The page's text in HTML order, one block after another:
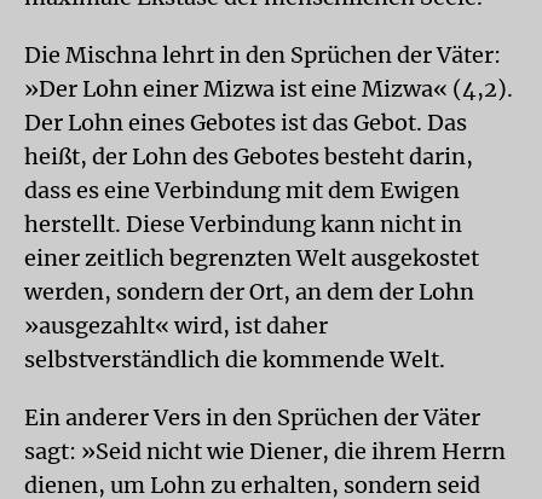
Die Mischna lehrt in den Sprüchen der Väter:
»Der Lohn einer Mizwa ist eine Mizwa« (4,2).
Der Lohn eines Gebotes ist das Gebot. Das
heißt, der Lohn des Gebotes besteht darin,
dass es eine Verbindung mit dem Ewigen
herstellt. Diese Verbindung kann nicht in
einer zeitlich begrenzten Welt ausgekostet
werden, sondern der Ort, an dem der Lohn
»ausgezahlt« wird, ist daher
selbstverständlich die kommende Welt.
Ein anderer Vers in den Sprüchen der Väter
sagt: »Seid nicht wie Diener, die ihrem Herrn
dienen, um Lohn zu erhalten, sondern seid